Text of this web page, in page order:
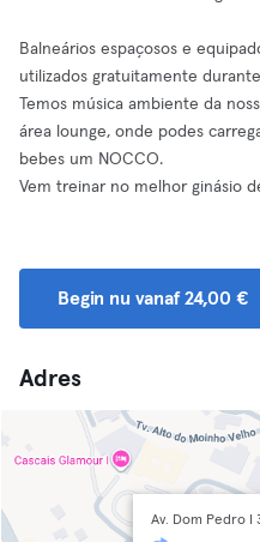
Balneários espaçosos e
utilizados gratuitamente
Temos música ambiente da
área lounge, onde podes
bebes um NOCCO.
Vem treinar no melhor ginásio
Begin nu vanaf 24,00 €
Adres
Av. Dom Pedro I